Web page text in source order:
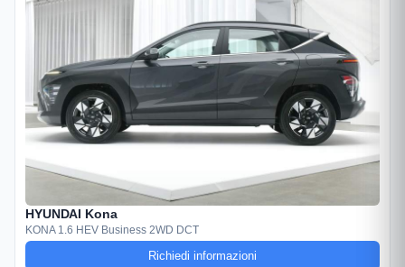
HYUNDAI Kona
KONA 1.6 HEV Business 2WD DCT
Richiedi informazioni